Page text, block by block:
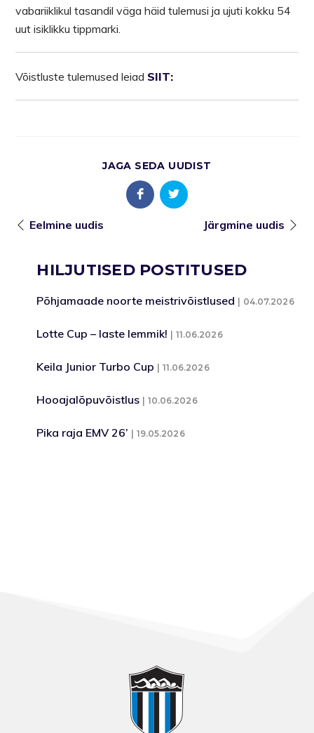
vabariiklikul tasandil väga häid tulemusi ja ujuti kokku 54
uut isiklikku tippmarki.
Võistluste tulemused leiad SIIT:
JAGA SEDA UUDIST
Eelmine uudis Järgmine uudis
HILJUTISED POSTITUSED
Põhjamaade noorte meistrivõistlused 04.07.2026
Lotte Cup – laste lemmik! 11.06.2026
Keila Junior Turbo Cup 11.06.2026
Hooajalõpuvõistlus 10.06.2026
Pika raja EMV 26’ 19.05.2026